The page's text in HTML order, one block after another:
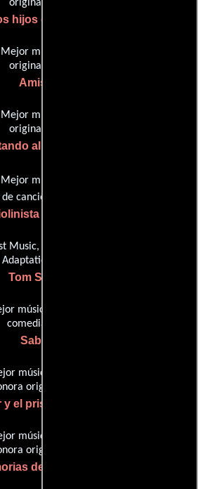
original
hijos de la calle
música, Puntuación Dramática
original
Amistad
música, Puntuación Dramática
original
al soldado Ryan
música, adaptación al escaneo y
canción original
en el tejado
Music, Scoring Original Song Score y/o
Adaptation
Tom Sawyer
música, música original o puntaje de
comedia
Sabrina
música escrita para películas, banda
original
y el prisionero de Azkaban
música escrita para películas, banda
original
de una geisha